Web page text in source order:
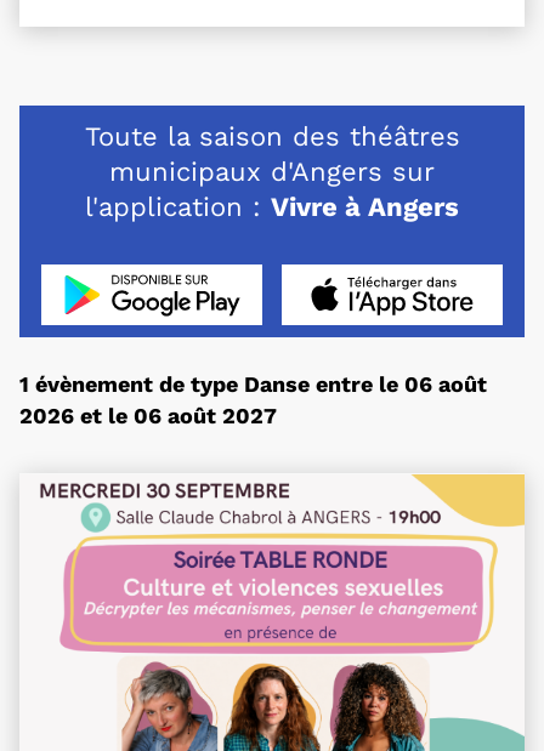
Toute la saison des théâtres
municipaux d'Angers sur
l'application : Vivre à Angers
L'application "Vivre à Angers" -
, Ouvre une nouvelle
L'application
1 évènement de type Danse entre le 06 août
2026 et le 06 août 2027
Plus d'information sur l'évènement 30 ans AAVAS